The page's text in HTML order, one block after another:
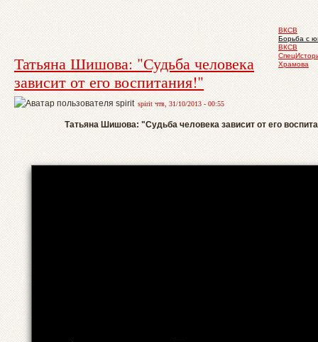
ВКСВ
Борьба с
ВКСВ
Храмова
Татьяна Шишова: "Судьба человека
зависит от его воспитания!"
spirit чтв, 31/10/2013 - 00:55
Татьяна Шишова: "Судьба человека зависит от его